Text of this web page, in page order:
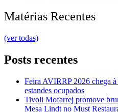
Matérias Recentes
(ver todas)
Posts recentes
Feira AVIRRP 2026 chega
estandes ocupados
Tivoli Mofarrej promove
Mesa Lindt no Must